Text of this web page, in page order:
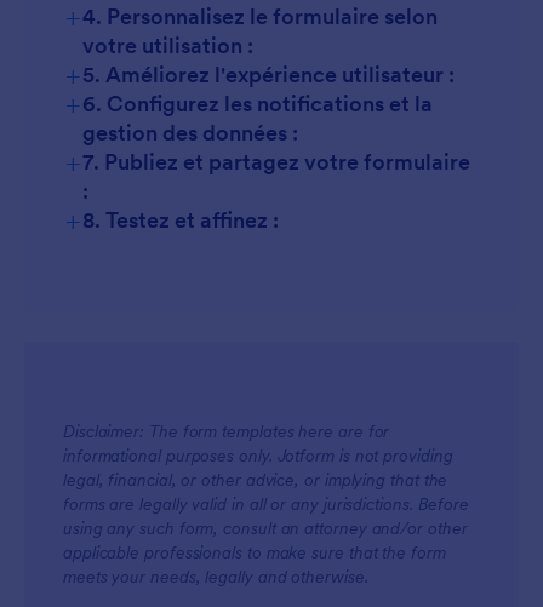
+4. Personnalisez le formulaire selon
votre utilisation :
+5. Améliorez l'expérience utilisateur :
+6. Configurez les notifications et la
gestion des données :
+7. Publiez et partagez votre formulaire
:
+8. Testez et affinez :
Disclaimer: The form templates here are for
informational purposes only. Jotform is not providing
legal, financial, or other advice, or implying that the
forms are legally valid in all or any jurisdictions. Before
using any such form, consult an attorney and/or other
applicable professionals to make sure that the form
meets your needs, legally and otherwise.